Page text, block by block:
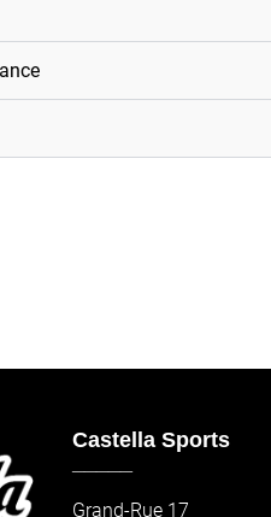
Castella Sports
Grand-Rue 17